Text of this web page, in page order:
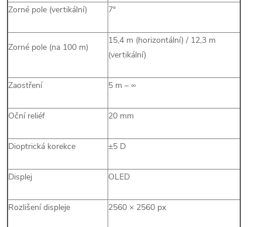
Zorné pole (vertikální) 7°
Zorné pole (na 100 m)
15,4 m (horizontální) / 12,3 m
(vertikální)
Zaostření 5 m – ∞
Oční reliéf 20 mm
Dioptrická korekce ±5 D
Displej OLED
Rozlišení displeje 2560 × 2560 px